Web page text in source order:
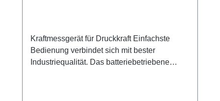
Kraftmessgerät für Druckkraft Einfachste
Bedienung verbindet sich mit bester
Industriequalität. Das batteriebetriebene